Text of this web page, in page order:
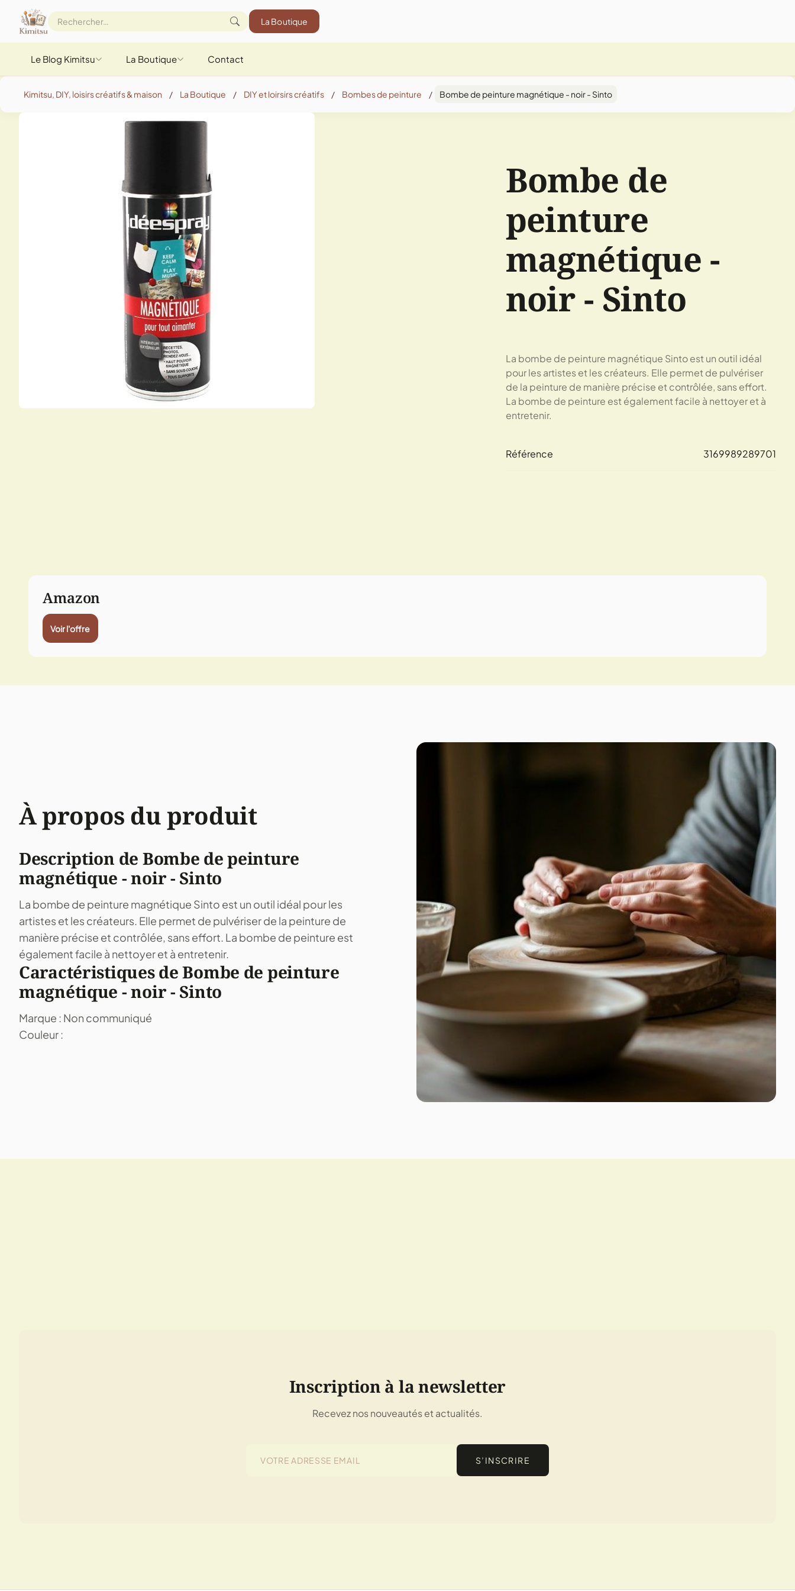
La Boutique
Le Blog Kimitsu La Boutique Contact
Kimitsu, DIY, loisirs créatifs & maison / La Boutique / DIY et loirsirs créatifs / Bombes de peinture / Bombe de peinture magnétique - noir - Sinto
Bombe de
peinture
magnétique -
noir - Sinto
La bombe de peinture magnétique Sinto est un outil idéal
pour les artistes et les créateurs. Elle permet de pulvériser
de la peinture de manière précise et contrôlée, sans effort.
La bombe de peinture est également facile à nettoyer et à
entretenir.
Référence 3169989289701
Amazon
Voir l'offre
À propos du produit
Description de Bombe de peinture
magnétique - noir - Sinto
La bombe de peinture magnétique Sinto est un outil idéal pour les
artistes et les créateurs. Elle permet de pulvériser de la peinture de
manière précise et contrôlée, sans effort. La bombe de peinture est
également facile à nettoyer et à entretenir.
Caractéristiques de Bombe de peinture
magnétique - noir - Sinto
Marque : Non communiqué
Couleur :
Inscription à la newsletter
Recevez nos nouveautés et actualités.
S’INSCRIRE